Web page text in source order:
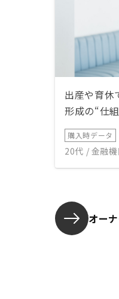
出産や育休
形成の“仕
購入時データ
20代 / 金融
オー